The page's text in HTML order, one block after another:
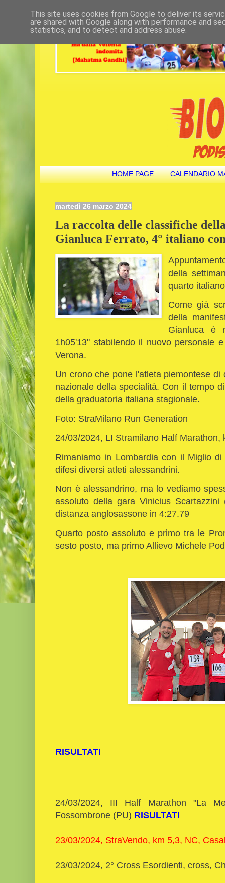
HOME PAGE CALENDARIO
martedì 26 marzo 2024
La raccolta delle classifiche
Gianluca Ferrato, 4° italiano
della
quarto
Come già
della
Gianluca è
1h05'13" stabilendo il nuovo personale
Verona.
Un crono che pone l'atleta piemontese
nazionale della specialità. Con il tempo
della graduatoria italiana stagionale.
Foto: StraMilano Run Generation
24/03/2024, LI Stramilano Half
Rimaniamo in Lombardia con il Miglio
difesi diversi atleti alessandrini.
Non è alessandrino, ma lo vediamo
assoluto della gara Vinicius
distanza anglosassone in 4:27.79
Quarto posto assoluto e primo tra le
sesto posto, ma primo Allievo Michele
RISULTATI
24/03/2024, III Half Marathon "La
Fossombrone (PU) RISULTATI
23/03/2024, StraVendo, km 5,3, NC,
23/03/2024, 2° Cross Esordienti, cross,
This site uses cookies from Google to deliver its
are shared with Google along with performance and
statistics, and to detect and address abuse.